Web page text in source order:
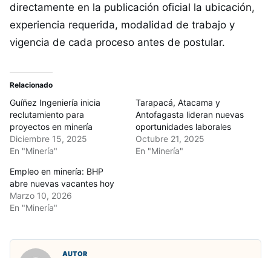
directamente en la publicación oficial la ubicación,
experiencia requerida, modalidad de trabajo y
vigencia de cada proceso antes de postular.
Relacionado
Guíñez Ingeniería inicia
reclutamiento para
proyectos en minería
Diciembre 15, 2025
En "Minería"
Tarapacá, Atacama y
Antofagasta lideran nuevas
oportunidades laborales
Octubre 21, 2025
En "Minería"
Empleo en minería: BHP
abre nuevas vacantes hoy
Marzo 10, 2026
En "Minería"
AUTOR